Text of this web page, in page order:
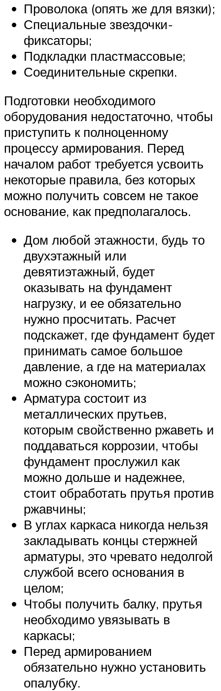
Проволока (опять же для вязки);
Специальные звездочки-
фиксаторы;
Подкладки пластмассовые;
Соединительные скрепки.
Подготовки необходимого
оборудования недостаточно, чтобы
приступить к полноценному
процессу армирования. Перед
началом работ требуется усвоить
некоторые правила, без которых
можно получить совсем не такое
основание, как предполагалось.
Дом любой этажности, будь то
двухэтажный или
девятиэтажный, будет
оказывать на фундамент
нагрузку, и ее обязательно
нужно просчитать. Расчет
подскажет, где фундамент будет
принимать самое большое
давление, а где на материалах
можно сэкономить;
Арматура состоит из
металлических прутьев,
которым свойственно ржаветь и
поддаваться коррозии, чтобы
фундамент прослужил как
можно дольше и надежнее,
стоит обработать прутья против
ржавчины;
В углах каркаса никогда нельзя
закладывать концы стержней
арматуры, это чревато недолгой
службой всего основания в
целом;
Чтобы получить балку, прутья
необходимо увязывать в
каркасы;
Перед армированием
обязательно нужно установить
опалубку.